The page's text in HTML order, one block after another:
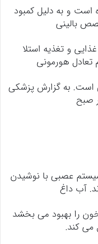
و به دلیل کمبود
بالینی
و تغذیه استلا
هورمونی
است. به گزارش پزشکی
صبح
عصبی با نوشیدن
آب داغ
را بهبود می بخشد
می کند.